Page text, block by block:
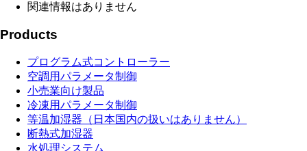
関連情報はありません
Products
プログラム式コントローラー
空調用パラメータ制御
小売業向け製品
冷凍用パラメータ制御
等温加湿器（日本国内の扱いはありません）
断熱式加湿器
水処理システム